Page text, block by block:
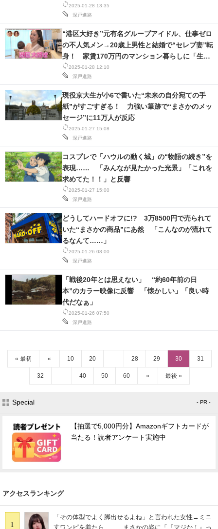
2025-01-28 13:35
深戸進路
2025-01-28 12:10
深戸進路
“港区大好き”元有名グループアイドル、仕事ゼロ
の不人気メン→20歳上男性と結婚で“セレブ妻”転
身！ 家賃170万円のマンション暮らしに「生き
てる世界違う」
2025-01-27 15:08
深戸進路
現役京大生が小6で書いた“未来の自分宛ての手
紙”がすごすぎる！ 力強い筆跡で“まさかのメッ
セージ”に11万人が反応
2025-01-27 15:00
深戸進路
コスプレで「ハウルの動く城」の“物語の続き”を
表現…… 「みんなが見たかった光景」「これを
求めてた！！」と反響
2025-01-26 08:00
深戸進路
どうしてハードオフに!? 3万8500円で売られて
いた“まさかの商品”にあ然 「こんなのが流れて
るなんて……」
2025-01-26 07:50
深戸進路
「戦後20年とは思えない」 “約60年前の日
本”のカラー映像に反響 「懐かしい」「良い時
代だなぁ」
« 最初 « 10 20 28 29 30 31
32 40 50 60 » 最後 »
Special - PR -
【抽選で5,000円分】Amazonギフトカードが
当たる！読者アンケート実施中
アクセスランキング
1
「その体型でよく脚出せるよね」と言われた女性→ミニ
丈ワンピを着たら…… まさかの姿に「『マジか！』っ